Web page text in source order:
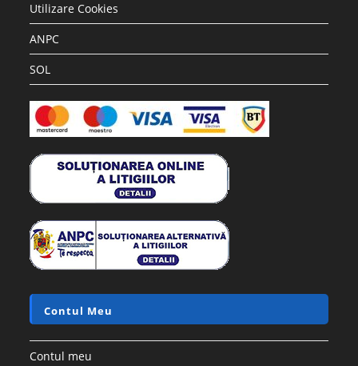
Utilizare Cookies
ANPC
SOL
Contul Meu
Contul meu